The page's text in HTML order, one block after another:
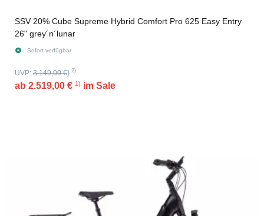
SSV 20% Cube Supreme Hybrid Comfort Pro 625 Easy Entry
26" grey´n´lunar
Sofort verfügbar
UVP: 3.149,00 €} 2)
ab 2.519,00 € 1) im Sale